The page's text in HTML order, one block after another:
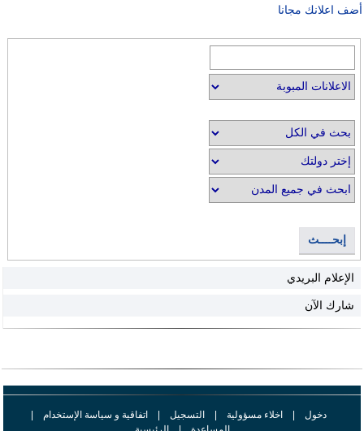
أضف اعلانك مجانا
إبحــــث
الإعلام البريدي
شارك الآن
دخول | اخلاء مسؤولية | التسجيل | اتفاقية و سياسة الإستخدام
|